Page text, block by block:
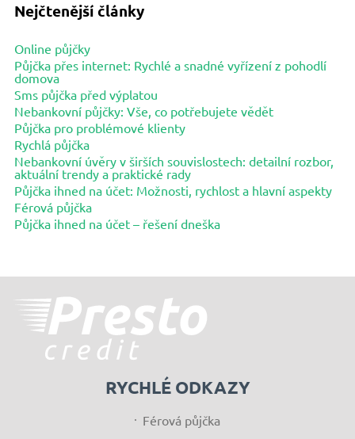
Nejčtenější články
Online půjčky
Půjčka přes internet: Rychlé a snadné vyřízení z pohodlí
domova
Sms půjčka před výplatou
Nebankovní půjčky: Vše, co potřebujete vědět
Půjčka pro problémové klienty
Rychlá půjčka
Nebankovní úvěry v širších souvislostech: detailní rozbor,
aktuální trendy a praktické rady
Půjčka ihned na účet: Možnosti, rychlost a hlavní aspekty
Férová půjčka
Půjčka ihned na účet – řešení dneška
RYCHLÉ ODKAZY
Férová půjčka